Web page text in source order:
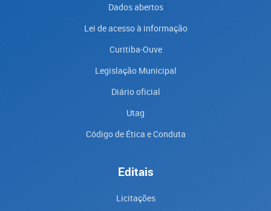
Dados abertos
Lei de acesso à informação
Curitiba-Ouve
Legislação Municipal
Diário oficial
Utag
Código de Ética e Conduta
Editais
Licitações